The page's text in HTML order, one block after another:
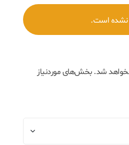
نشده است.
شد. بخش‌های موردنیاز